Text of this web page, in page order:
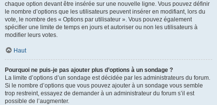
chaque option devant être insérée sur une nouvelle ligne. Vous pouvez définir
le nombre d’options que les utilisateurs peuvent insérer en modifiant, lors du
vote, le nombre des « Options par utilisateur ». Vous pouvez également
spécifier une limite de temps en jours et autoriser ou non les utilisateurs à
modifier leurs votes.
Haut
Pourquoi ne puis-je pas ajouter plus d’options à un sondage ?
La limite d’options d’un sondage est décidée par les administrateurs du forum.
Si le nombre d’options que vous pouvez ajouter à un sondage vous semble
trop restreint, essayez de demander à un administrateur du forum s’il est
possible de l’augmenter.